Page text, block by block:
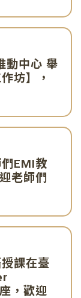
動中心 舉
坊】，
EMI教
老師們
課在臺
，歡迎